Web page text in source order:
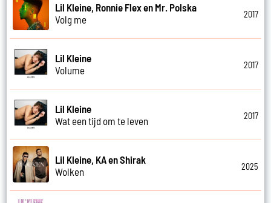
Lil Kleine, Ronnie Flex en Mr. Polska
Volg me
2017
Lil Kleine
Volume
2017
Lil Kleine
Wat een tijd om te leven
2017
Lil Kleine, KA en Shirak
Wolken
2025